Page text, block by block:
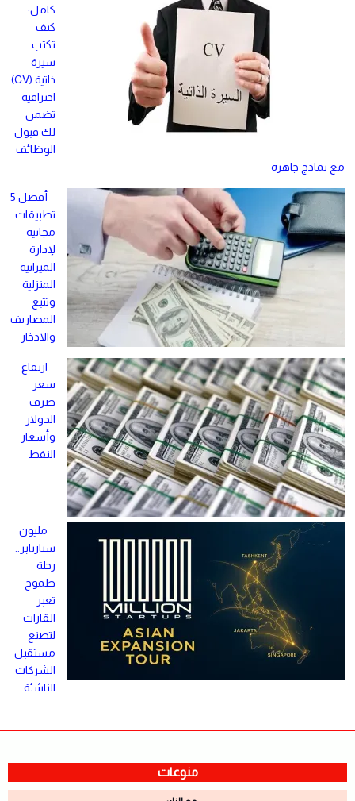
كامل:
كيف
تكتب
سيرة
ذاتية (CV)
احترافية
تضمن
لك قبول
الوظائف
مع نماذج جاهزة
أفضل 5
تطبيقات
مجانية
لإدارة
الميزانية
المنزلية
وتتبع
المصاريف
والادخار
ارتفاع
سعر
صرف
الدولار
وأسعار
النفط
مليون
ستارتابز..
رحلة
طموح
تعبر
القارات
لتصنع
مستقبل
الشركات
الناشئة
منوعات